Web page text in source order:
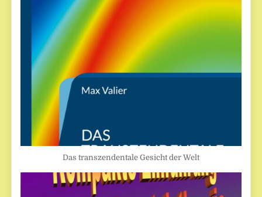
Das transzendentale Gesicht der Welt